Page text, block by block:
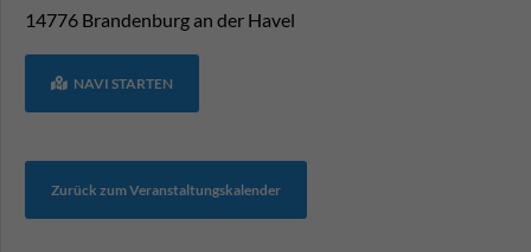
14776 Brandenburg an der Havel
NAVI STARTEN
Zurück zum Veranstaltungskalender